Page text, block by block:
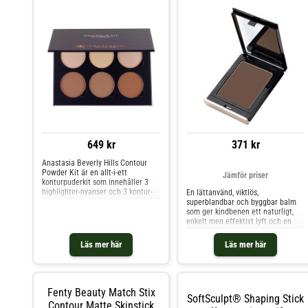
649 kr
Läs mer här
Anastasia Beverly Hills Contour
Powder Kit är en allt-i-ett
konturpuderkit som innehåller 3
highlighter-nyanser och 3 kontur-
kvalitet dig enkelt ljusa upp, forma
och korrigera med sömlös finish.
Det fint malda pudret ger byggbar
vilket gör det enkelt att skapa
oändliga makeup-looker för
371 kr
Läs mer här
Jämför priser
En lättanvänd, viktlös,
superblandbar och byggbar balm
som ger kindbenen ett naturligt,
enkelt men effektivt lyft och en
skulpterad look.
Fenty Beauty Match Stix
SoftSculpt® Shaping Stick